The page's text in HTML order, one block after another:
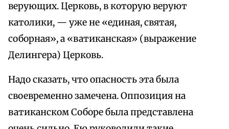
верующих. Церковь, в которую веруют
католики, — уже не «единая, святая,
соборная», а «ватиканская» (выражение
Делингера) Церковь.
Надо сказать, что опасность эта была
своевременно замечена. Оппозиция на
ватиканском Соборе была представлена